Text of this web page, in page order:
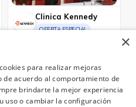
Clinica Kennedy
OFERTA ESPECIAL
×
para realizar mejoras
acuerdo al comportamiento de
brindarte la mejor experiencia
uso o cambiar la configuración